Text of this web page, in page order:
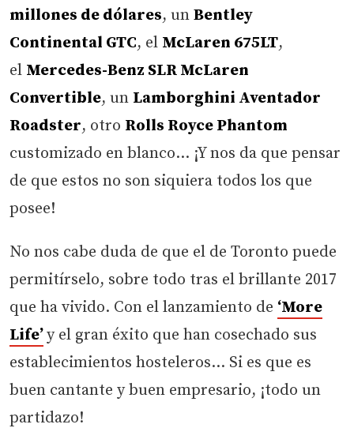
millones de dólares, un Bentley
Continental GTC, el McLaren 675LT,
el Mercedes-Benz SLR McLaren
Convertible, un Lamborghini Aventador
Roadster, otro Rolls Royce Phantom
customizado en blanco… ¡Y nos da que pensar
de que estos no son siquiera todos los que
posee!
No nos cabe duda de que el de Toronto puede
permitírselo, sobre todo tras el brillante 2017
que ha vivido. Con el lanzamiento de ‘More
Life’y el gran éxito que han cosechado sus
establecimientos hosteleros… Si es que es
buen cantante y buen empresario, ¡todo un
partidazo!